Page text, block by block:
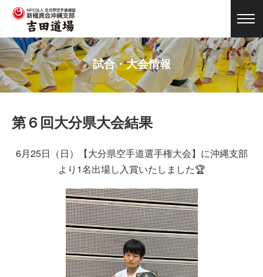
試合・大会情報
第６回大分県大会結果
6月25日（日）【大分県空手道選手権大会】に沖縄支部
より1名出場し入賞いたしました🏆